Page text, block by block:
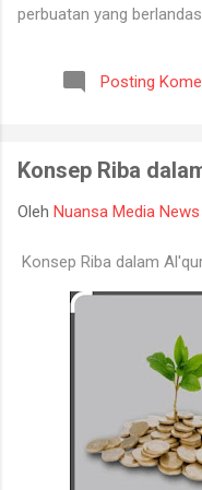
perbuatan yang
mana seseorang hidup
menjunjung tinggi
mempertahankan
lutut merelakan
dipertahankan sekian
sebagai orang bersih
merupakan landasan
ditimpa kebahagiaan ...
Posting
Konsep Riba
Oleh Nuansa Media News
Konsep Riba dalam